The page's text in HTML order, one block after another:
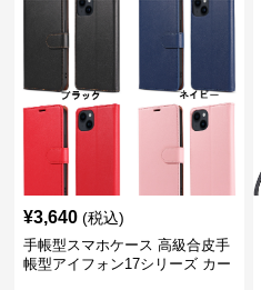
¥3,640 (税込)
手帳型スマホケース 高級合皮手
帳型アイフォン17シリーズ カー